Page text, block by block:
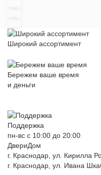
Широкий ассортимент
Бережем ваше время
и деньги
Поддержка
пн-вс с 10:00 до 20:00
ДвериДом
г. Краснодар, ул. Кирилла
г. Краснодар, ул. Ивана